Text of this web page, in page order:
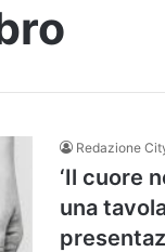
Redazione
‘Il cuore
una